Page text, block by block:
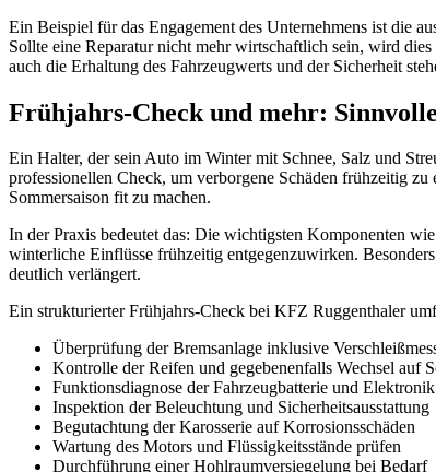
Ein Beispiel für das Engagement des Unternehmens ist die
Sollte eine Reparatur nicht mehr wirtschaftlich sein, wird
auch die Erhaltung des Fahrzeugwerts und der Sicherheit
Frühjahrs-Check und mehr:
Ein Halter, der sein Auto im Winter mit Schnee, Salz und
professionellen Check, um verborgene Schäden frühzeitig
Sommersaison fit zu machen.
In der Praxis bedeutet das: Die wichtigsten Komponenten
winterliche Einflüsse frühzeitig entgegenzuwirken.
deutlich verlängert.
Ein strukturierter Frühjahrs-Check bei KFZ Ruggenthaler
Überprüfung der Bremsanlage inklusive
Kontrolle der Reifen und gegebenenfalls Wechsel auf
Funktionsdiagnose der Fahrzeugbatterie und Elektronik
Inspektion der Beleuchtung und Sicherheitsausstattung
Begutachtung der Karosserie auf Korrosionsschäden
Wartung des Motors und Flüssigkeitsstände prüfen
Durchführung einer Hohlraumversiegelung bei Bedarf